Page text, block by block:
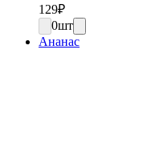
129₽
0шт
Ананас